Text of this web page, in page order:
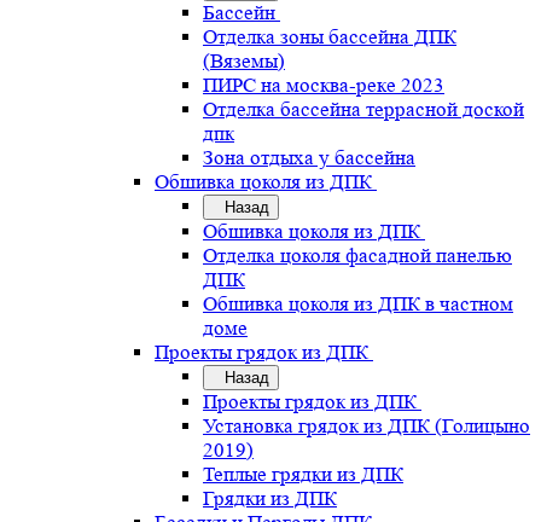
Бассейн
Отделка зоны бассейна ДПК
(Вяземы)
ПИРС на москва-реке 2023
Отделка бассейна террасной доской
дпк
Зона отдыха у бассейна
Обшивка цоколя из ДПК
Назад
Обшивка цоколя из ДПК
Отделка цоколя фасадной панелью
ДПК
Обшивка цоколя из ДПК в частном
доме
Проекты грядок из ДПК
Назад
Проекты грядок из ДПК
Установка грядок из ДПК (Голицыно
2019)
Теплые грядки из ДПК
Грядки из ДПК